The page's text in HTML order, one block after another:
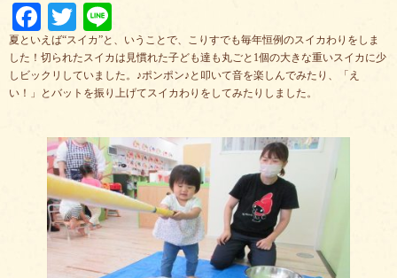
Facebook
Twitter
夏といえば“スイカ”と、いうことで、こりすでも毎年恒例のスイカわりをしま
した！切られたスイカは見慣れた子ども達も丸ごと1個の大きな重いスイカに少
しビックリしていました。♪ポンポン♪と叩いて音を楽しんでみたり、「え
い！」とバットを振り上げてスイカわりをしてみたりしました。